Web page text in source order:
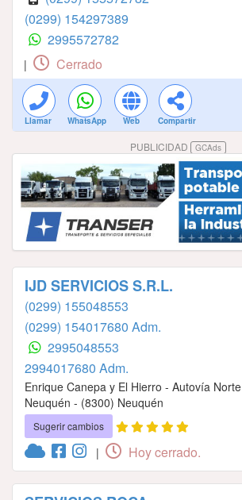
(0299) 154297389
2995572782
| Cerrado
Llamar WhatsApp Web Compartir
PUBLICIDAD GCAds
IJD SERVICIOS S.R.L.
(0299) 155048553
(0299) 154017680 Adm.
2995048553
2994017680 Adm.
Enrique Canepa y El Hierro - Autovía Norte
Neuquén - (8300) Neuquén
Sugerir cambios
| Hoy cerrado.